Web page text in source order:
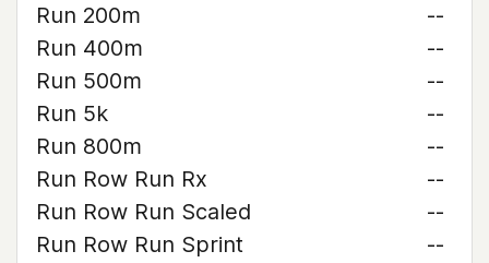
Run 200m
--
Run 400m
--
Run 500m
--
Run 5k
--
Run 800m
--
Run Row Run Rx
--
Run Row Run Scaled
--
Run Row Run Sprint
--